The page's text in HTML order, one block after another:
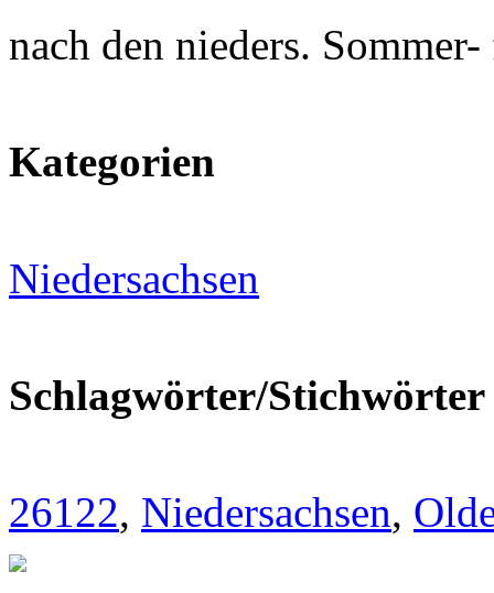
nach den nieders.
Kategorien
Niedersachsen
Schlagwörter/Stichwörter
26122, Niedersachsen,